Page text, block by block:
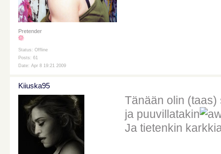
Pretender
Status: Offline
Posts: 61
Date: Apr 8 19:21 2009
Kiiuska95
Tänään olin
ja puuvillatakin
Ja tietenkin